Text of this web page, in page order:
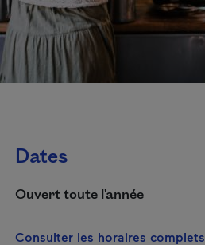
Dates
Ouvert toute l'année
Consulter les horaires complets